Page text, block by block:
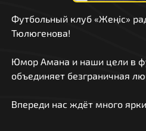
Футбольный клуб «Жеңіс»
Тюлюгенова!
Юмор Амана и наши цели в
объединяет безграничная
Впереди нас ждёт много